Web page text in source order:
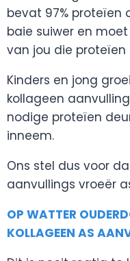
bevat 97% proteïen
baie suiwer en
van jou die
Kinders en jong
kollageen
nodige proteïen
inneem.
Ons stel dus voor
aanvullings vroeër
OP WATTER
KOLLAGEEN AS